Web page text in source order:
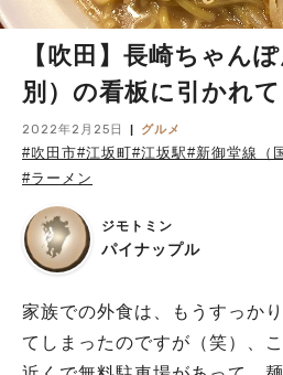
【吹田】長崎ちゃん
別）の看板に引かれ
2022年2月25日 グルメ
#吹田市#江坂町#江坂駅#新御堂線（
#ラーメン
ジモトミン
パイナップル
家族での外食は、もうすっか
てしまったのですが（笑）、